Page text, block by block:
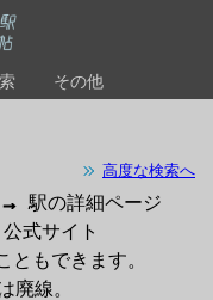
その他
高度な検索へ
→ 駅の詳細ページ
公式サイト
ともできます。
廃線。